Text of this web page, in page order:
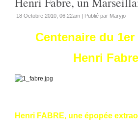
18 Octobre 2010, 06:22am | Publié par Maryjo
Centenaire du 1er
Henri Fabre
Henri FABRE, une épopée